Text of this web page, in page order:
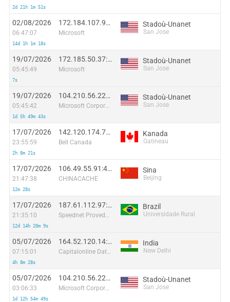
2d 21h 1m 51s
02/08/2026
06:47:07
14d 1h 1m 18s
172.184.107.96:40354
Microsoft
Stadoù-Unanet
San Jose
19/07/2026
05:45:49
7s
172.185.50.37:45418
Microsoft
Stadoù-Unanet
San Jose
19/07/2026
05:45:42
1d 5h 49m 43s
104.210.56.225:27012
Microsoft Corporation
Stadoù-Unanet
San Jose
17/07/2026
23:55:59
2h 8m 21s
142.120.174.78:44562
Bell Canada
Kanada
Gatineau
17/07/2026
21:47:38
12m 28s
106.49.55.91:45831
CHINACACHE
Sina
Beijing
17/07/2026
21:35:10
12d 14h 20m 9s
187.61.112.97:29567
Speednet Provedor de Acesso a Internet Ltda
Brazil
Universidade Rural
05/07/2026
07:15:01
4h 8m 28s
164.52.120.14:2655
Capitalonline Data Service (HK) Co
India
New Delhi
05/07/2026
03:06:33
1d 12h 54m 49s
104.210.56.224:8095
Microsoft Corporation
Stadoù-Unanet
San Jose